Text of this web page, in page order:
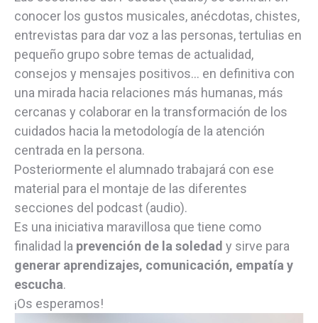
conocer los gustos musicales, anécdotas, chistes,
entrevistas para dar voz a las personas, tertulias en
pequeño grupo sobre temas de actualidad,
consejos y mensajes positivos… en definitiva con
una mirada hacia relaciones más humanas, más
cercanas y colaborar en la transformación de los
cuidados hacia la metodología de la atención
centrada en la persona.
Posteriormente el alumnado trabajará con ese
material para el montaje de las diferentes
secciones del podcast (audio).
Es una iniciativa maravillosa que tiene como
finalidad la prevención de la soledad y sirve para
generar aprendizajes, comunicación, empatía y
escucha.
¡Os esperamos!